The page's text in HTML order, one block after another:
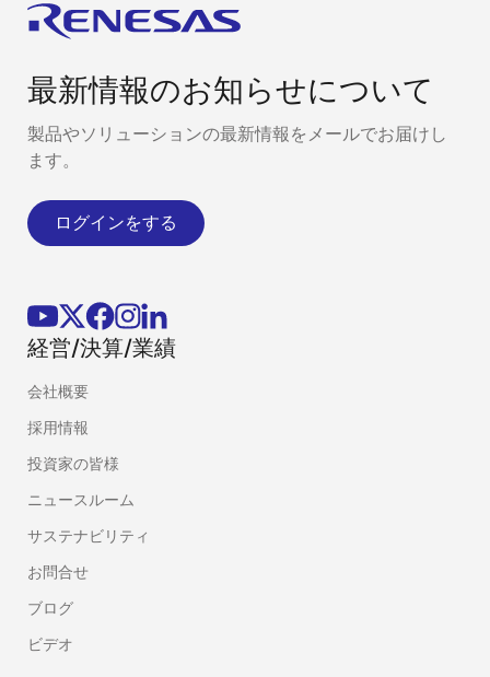
最新情報のお知らせについて
製品やソリューションの最新情報をメールでお届けし
ます。
ログインをする
経営/決算/業績
会社概要
採用情報
投資家の皆様
ニュースルーム
サステナビリティ
お問合せ
ブログ
ビデオ